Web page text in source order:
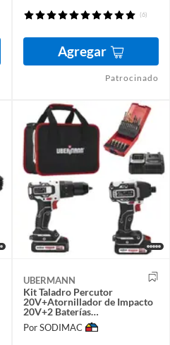
(6)
Agregar
Patrocinado
UBERMANN
Kit Taladro Percutor
20V+Atornillador de Impacto
20V+2 Baterías
2AH+Cargador+25 Acc
Por SODIMAC